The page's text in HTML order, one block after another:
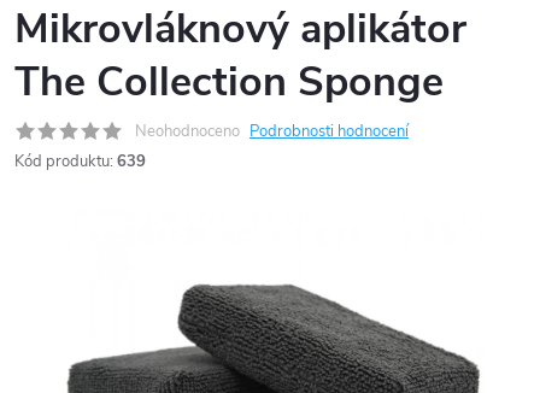
Mikrovláknový aplikátor
The Collection Sponge
Neohodnoceno Podrobnosti hodnocení
Kód produktu: 639